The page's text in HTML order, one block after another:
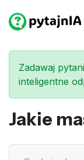
Zadawaj
inteligentne
Jakie